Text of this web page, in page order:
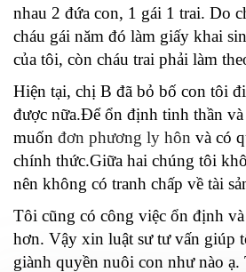
nhau 2 đứa con, 1 gái 1 trai. Do
cháu gái năm đó làm giấy khai
của tôi, còn cháu trai phải làm
Hiện tại, chị B đã bỏ bố con tôi
được nữa.Để ổn định tinh thần
muốn đơn phương ly hôn và có
chính thức.Giữa hai chúng tôi
nên không có tranh chấp về tài
Tôi cũng có công việc ổn định
hơn. Vậy xin luật sư tư vấn giúp
giành quyền nuôi con như nào